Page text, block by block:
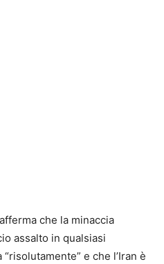
che la minaccia
assalto in qualsiasi
e che l’Iran è